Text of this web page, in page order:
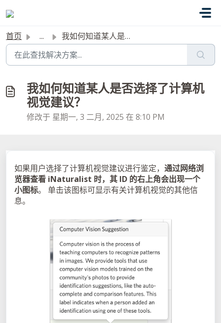
首页 ... 我如何知道某人是否选择了计算机视觉建议？
我如何知道某人是否选择了计算机
视觉建议？
修改于 星期一, 3 二月, 2025 在 8:10 PM
如果用户选择了计算机视觉建议进行鉴定， 通过网络浏
览器查看 iNaturalist 时，其 ID 的右上角会出现一个
小图标。 单击该图标可显示有关计算机视觉的其他信
息。